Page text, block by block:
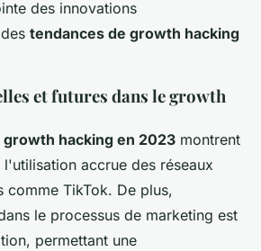
des innovations
tendances de growth hacking
et futures dans le growth
hacking en 2023 montrent
accrue des réseaux
comme TikTok. De plus,
le processus de marketing est
permettant une